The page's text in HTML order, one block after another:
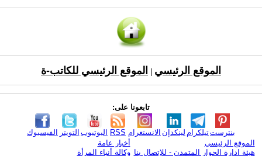
الموقع الرئيسي الموقع الرئيسي للكاتب-ة
تابعونا على:
الفيسبوك التويتر اليوتيوب RSS الانستغرام لينكدإن تيلكرامبنترست
الموقع الرئيسي
هيئة ادارة الحوار المتمدن - للإتصال بنا
أخبار عامة
وكالة أنباء المرأة